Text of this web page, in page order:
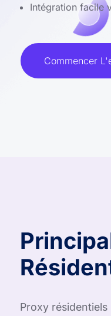
Intégration facile
Commencer
Proxy